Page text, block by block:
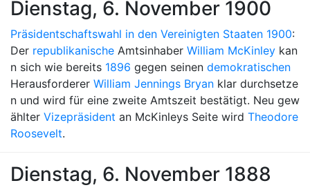
Dienstag, 6. November 1900
Präsidentschaftswahl in den Vereinigten Staaten 1900:
Der republikanische Amtsinhaber William McKinley kan
n sich wie bereits 1896 gegen seinen demokratischen
Herausforderer William Jennings Bryan klar durchsetze
n und wird für eine zweite Amtszeit bestätigt. Neu gew
ählter Vizepräsident an McKinleys Seite wird Theodore
Roosevelt.
Dienstag, 6. November 1888